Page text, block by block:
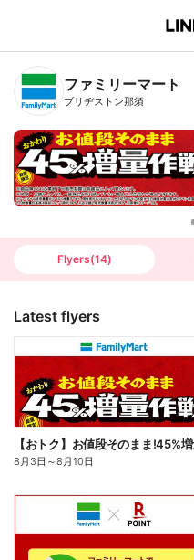
B
n
T
ファミリーマート
ブリヂストン那須
Flyers(14)
Latest flyers
8月3日 ～8月10日